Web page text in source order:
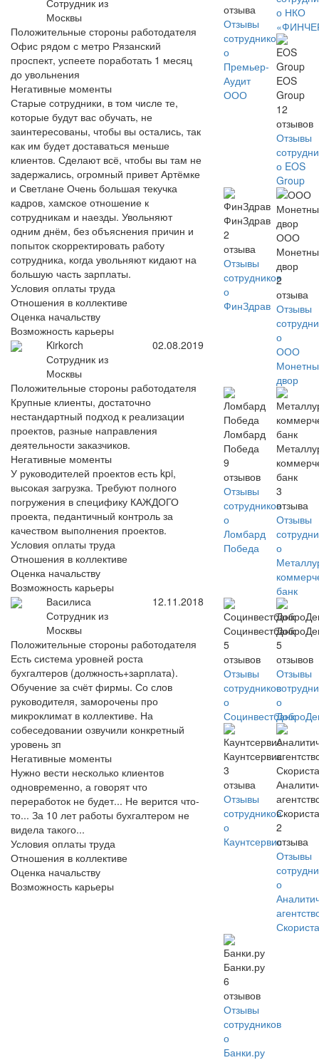
Сотрудник из
Москвы
Положительные стороны работодателя
Офис рядом с метро Рязанский
проспект, успеете поработать 1 месяц
до увольнения
Негативные моменты
Старые сотрудники, в том числе те,
которые будут вас обучать, не
заинтересованы, чтобы вы остались, так
как им будет доставаться меньше
клиентов. Сделают всё, чтобы вы там не
задержались, огромный привет Артёмке
и Светлане Очень большая текучка
кадров, хамское отношение к
сотрудникам и наезды. Увольняют
одним днём, без объяснения причин и
попыток скорректировать работу
сотрудника, когда увольняют кидают на
большую часть зарплаты.
Условия оплаты труда
Отношения в коллективе
Оценка начальству
Возможность карьеры
Kirkorch
Сотрудник из
Москвы
02.08.2019
Положительные стороны работодателя
Крупные клиенты, достаточно
нестандартный подход к реализации
проектов, разные направления
деятельности заказчиков.
Негативные моменты
У руководителей проектов есть kpi,
высокая загрузка. Требуют полного
погружения в специфику КАЖДОГО
проекта, педантичный контроль за
качеством выполнения проектов.
Условия оплаты труда
Отношения в коллективе
Оценка начальству
Возможность карьеры
Василиса
Сотрудник из
Москвы
12.11.2018
Положительные стороны работодателя
Есть система уровней роста
бухгалтеров (должность+зарплата).
Обучение за счёт фирмы. Со слов
руководителя, заморочены про
микроклимат в коллективе. На
собеседовании озвучили конкретный
уровень зп
Негативные моменты
Нужно вести несколько клиентов
одновременно, а говорят что
переработок не будет... Не верится что-
то... За 10 лет работы бухгалтером не
видела такого...
Условия оплаты труда
Отношения в коллективе
Оценка начальству
Возможность карьеры
отзыва
Отзывы
сотрудников
о
Премьер-
Аудит
ООО
о НКО
EOS
Group
12
отзывов
Отзывы
о EOS
Group
ФинЗдрав
2
отзыва
Отзывы
сотрудников
о
ФинЗдрав
ООО
двор
2
отзыва
Отзывы
о
ООО
двор
Ломбард
Победа
9
отзывов
Отзывы
сотрудников
о
Ломбард
Победа
банк
3
отзыва
Отзывы
о
банк
Социнвестбанк
5
отзывов
Отзывы
сотрудников
о
Социнвестбанк
5
отзывов
Отзывы
о
Каунтсервис
3
отзыва
Отзывы
сотрудников
о
Каунтсервис
2
отзыва
Отзывы
о
Банки.ру
6
отзывов
Отзывы
сотрудников
о
Банки.ру